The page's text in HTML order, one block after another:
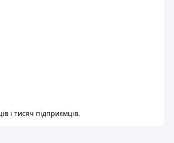
і тисяч підприємців.